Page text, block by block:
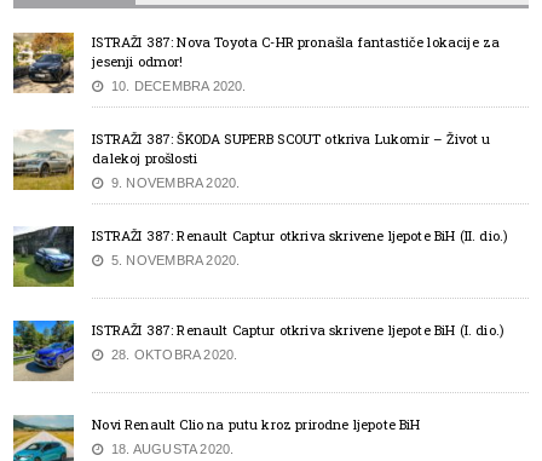
ISTRAŽI 387: Nova Toyota C-HR pronašla fantastiče lokacije za
jesenji odmor!
10. DECEMBRA 2020.
ISTRAŽI 387: ŠKODA SUPERB SCOUT otkriva Lukomir – Život u
dalekoj prošlosti
9. NOVEMBRA 2020.
ISTRAŽI 387: Renault Captur otkriva skrivene ljepote BiH (II. dio.)
5. NOVEMBRA 2020.
ISTRAŽI 387: Renault Captur otkriva skrivene ljepote BiH (I. dio.)
28. OKTOBRA 2020.
Novi Renault Clio na putu kroz prirodne ljepote BiH
18. AUGUSTA 2020.